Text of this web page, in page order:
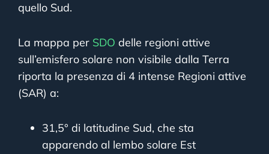
quello Sud.
La mappa per SDO delle regioni attive
sull’emisfero solare non visibile dalla Terra
riporta la presenza di 4 intense Regioni attive
(SAR) a:
31,5° di latitudine Sud, che sta
apparendo al lembo solare Est